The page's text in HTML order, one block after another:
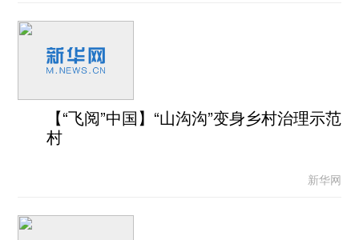
【“飞阅”中国】“山沟沟”变身乡村治理示范
村
新华网